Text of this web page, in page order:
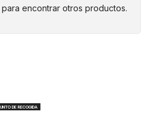
encontrar otros productos.
DE RECOGIDA